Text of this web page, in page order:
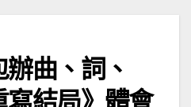
曲、詞、